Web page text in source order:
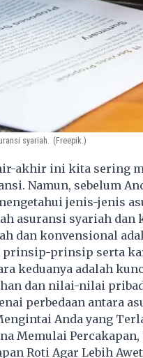
syariah. (Freepik.)
akhir ini kita sering
Namun, sebelum
jenis-jenis
asuransi syariah dan
dan konvensional
prinsip serta
keduanya adalah
dan nilai-nilai
perbedaan antara
Anda yang
Memulai
Roti Agar Lebih